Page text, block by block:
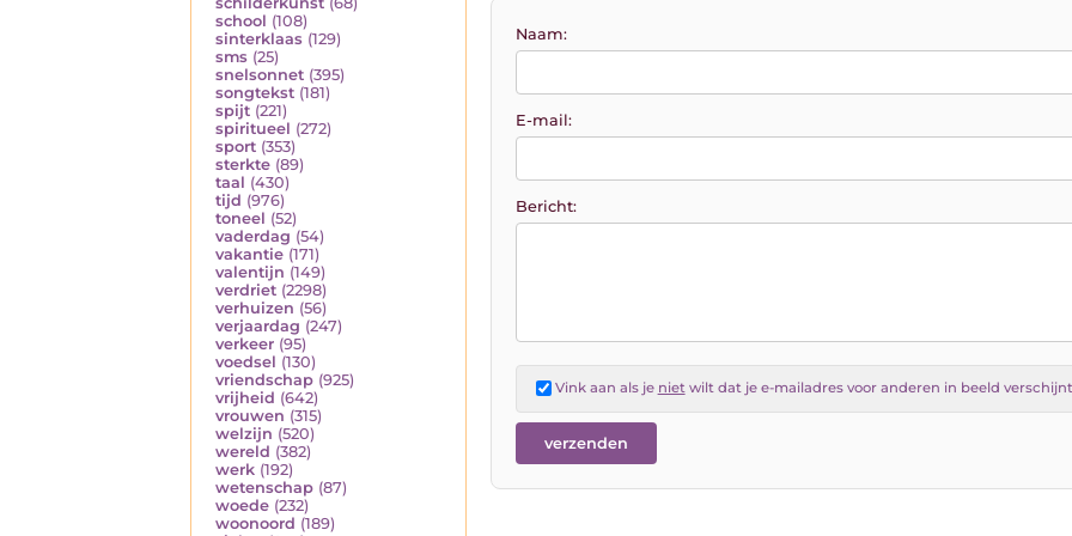
school (108)
sinterklaas (129)
sms (25)
snelsonnet (395)
songtekst (181)
spijt (221)
spiritueel (272)
sport (353)
sterkte (89)
taal (430)
tijd (976)
toneel (52)
vaderdag (54)
vakantie (171)
valentijn (149)
verdriet (2298)
verhuizen (56)
verjaardag (247)
verkeer (95)
voedsel (130)
vriendschap (925)
vrijheid (642)
vrouwen (315)
welzijn (520)
wereld (382)
werk (192)
wetenschap (87)
woede (232)
woonoord (189)
Naam:
E-mail:
Bericht:
Vink aan als je nietwilt dat je e-mailadres voor anderen in beeld verschijnt